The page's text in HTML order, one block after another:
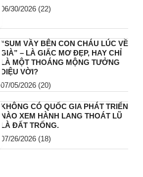
06/30/2026 (22)
“SUM VẦY BÊN CON CHÁU LÚC VỀ
GIÀ” – LÀ GIẤC MƠ ĐẸP, HAY CHỈ
LÀ MỘT THOÁNG MỘNG TƯỞNG
DIỆU VỜI?
07/05/2026 (20)
KHÔNG CÓ QUỐC GIA PHÁT TRIỂN
NÀO XEM HÀNH LANG THOÁT LŨ
LÀ ĐẤT TRỐNG.
07/26/2026 (18)